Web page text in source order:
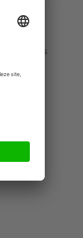
in een
het
was
na.